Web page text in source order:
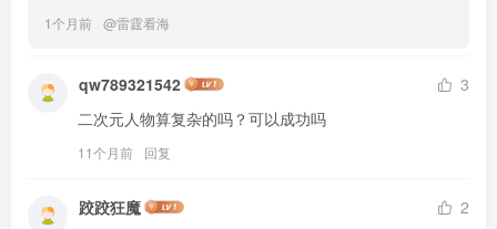
1个月前 @雷霆看海
qw789321542
3
二次元人物算复杂的吗？可以成功吗
11个月前 回复
跤跤狂魔
2